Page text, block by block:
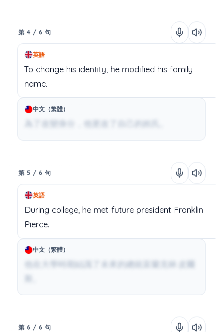
第 4 / 6 句
英語
To change his identity, he modified his family
name.
中文（繁體）
第 5 / 6 句
英語
During college, he met future president Franklin
Pierce.
中文（繁體）
他在大學時期結識了未來的總統富蘭克林·皮爾
斯。
第 6 / 6 句